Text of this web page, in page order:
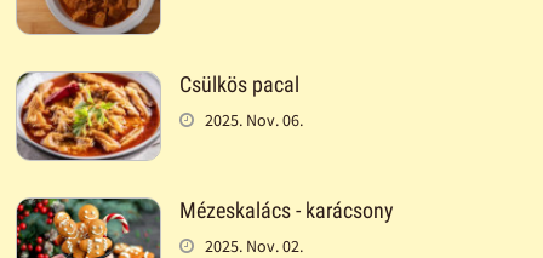
Csülkös pacal
2025. Nov. 06.
Mézeskalács - karácsony
2025. Nov. 02.